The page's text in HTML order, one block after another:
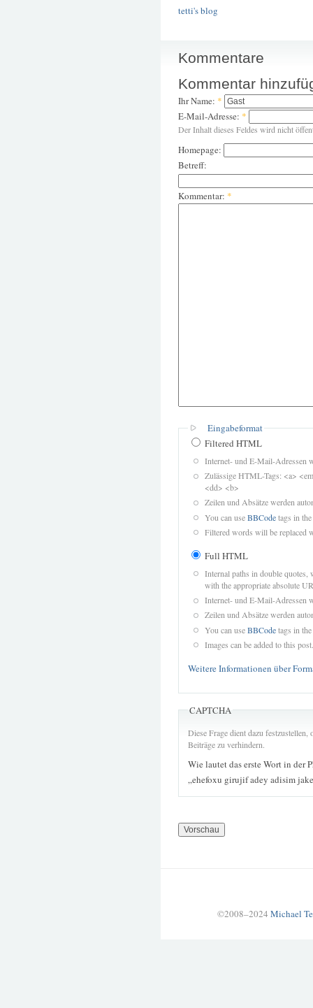
tetti's blog
Kommentare
Kommentar
Ihr Name: *
E-Mail-Adresse: *
Der Inhalt dieses Feldes wird nicht
Homepage:
Betreff:
Kommentar: *
Eingabeformat
Filtered HTML
Internet- und E-Mail-Adressen
Zulässige HTML-Tags: <a>
<dd> <b>
Zeilen und Absätze werden
You can useBBCodetags in
Filtered words will be replaced
Full HTML
Internal paths in double quotes,
with the appropriate absolute
Internet- und E-Mail-Adressen
Zeilen und Absätze werden
You can useBBCodetags in
Images can be added to this post.
Weitere Informationen über
CAPTCHA
Diese Frage dient dazu
Beiträge zu verhindern.
Wie lautet das erste Wort in der
„ehefoxu girujif adey adisim
©2008–2024 Michael